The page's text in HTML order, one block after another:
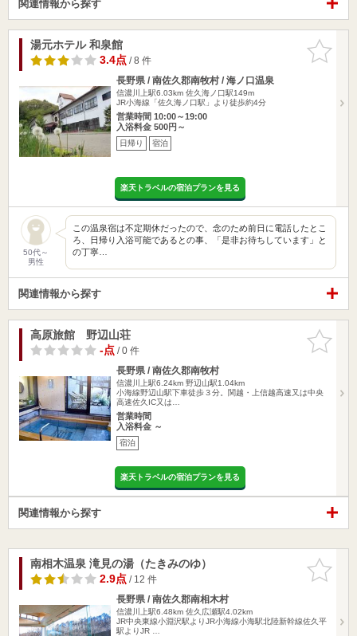
関連情報から探す
お気に入
りに追加
湯元ホテル 和泉館
3.4点/ 8 件
長野県 / 南佐久郡南牧村 / 海ノ口温泉
信濃川上駅6.03km 佐久海ノ口駅149m
JR小海線「佐久海ノ口駅」より徒歩約4分
営業時間 10:00～19:00
入浴料金 500円～
日帰り 宿泊
楽天トラベルの宿泊プランを見る
50代～
男性
この温泉宿は不定期休だったので、念のため前日に電話したとこ
ろ、日帰り入浴可能であるとの事、「是非お待ちしています」と
の丁寧…
関連情報から探す
お気に入
りに追加
高原旅館 野辺山荘
-点/ 0 件
長野県 / 南佐久郡南牧村
信濃川上駅6.24km 野辺山駅1.04km
小海線野辺山駅下車徒歩３分。関越・上信越高速又は中央
高速佐久IC又は…
営業時間
入浴料金 ～
宿泊
楽天トラベルの宿泊プランを見る
関連情報から探す
お気に入
りに追加
南相木温泉 滝見の湯（たきみのゆ）
2.9点/ 12 件
長野県 / 南佐久郡南相木村
信濃川上駅6.48km 佐久広瀬駅4.02km
JR中央東線小淵沢駅よりJR小海線小海駅北陸新幹線佐久平
駅よりJR …